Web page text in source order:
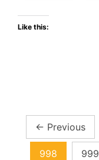
Like this:
Posts
pagination
← Previous
998 999